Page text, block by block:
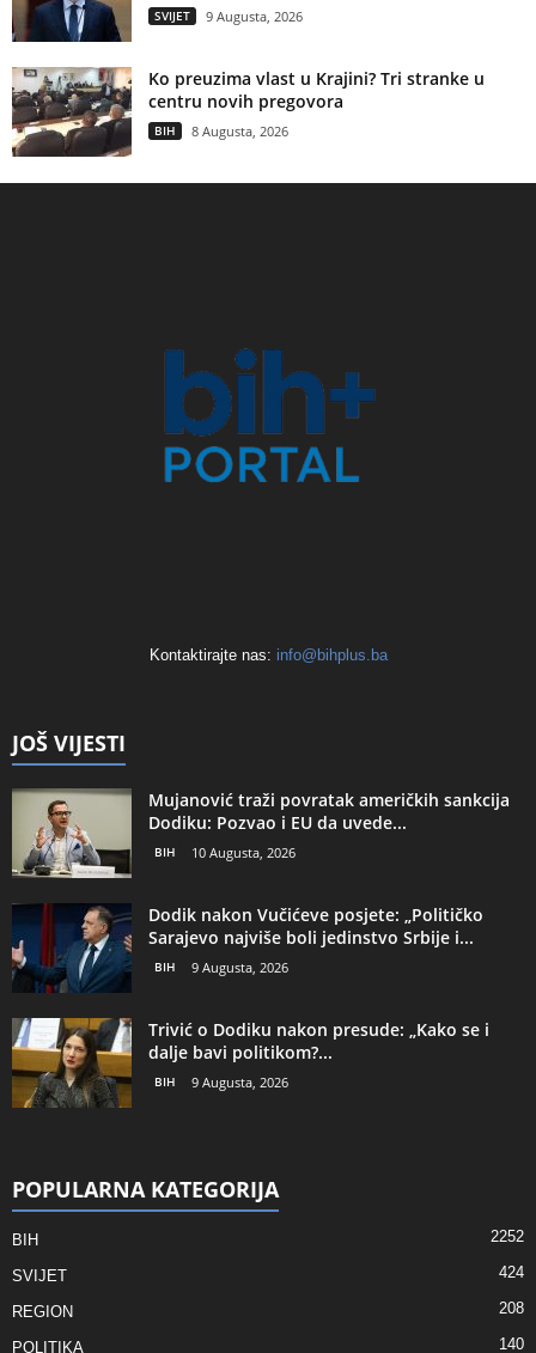
SVIJET 9 Augusta, 2026
Ko preuzima vlast u Krajini? Tri stranke u
centru novih pregovora
BIH 8 Augusta, 2026
Kontaktirajte nas: info@bihplus.ba
JOŠ VIJESTI
Mujanović traži povratak američkih sankcija
Dodiku: Pozvao i EU da uvede...
BIH 10 Augusta, 2026
Dodik nakon Vučićeve posjete: „Političko
Sarajevo najviše boli jedinstvo Srbije i...
BIH 9 Augusta, 2026
Trivić o Dodiku nakon presude: „Kako se i
dalje bavi politikom?...
BIH 9 Augusta, 2026
POPULARNA KATEGORIJA
BIH 2252
SVIJET 424
REGION 208
POLITIKA 140